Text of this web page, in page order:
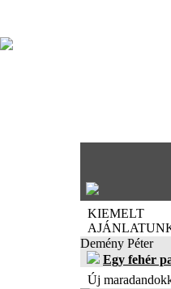
KIEMELT
Demény Péter
Egy fehér
Új